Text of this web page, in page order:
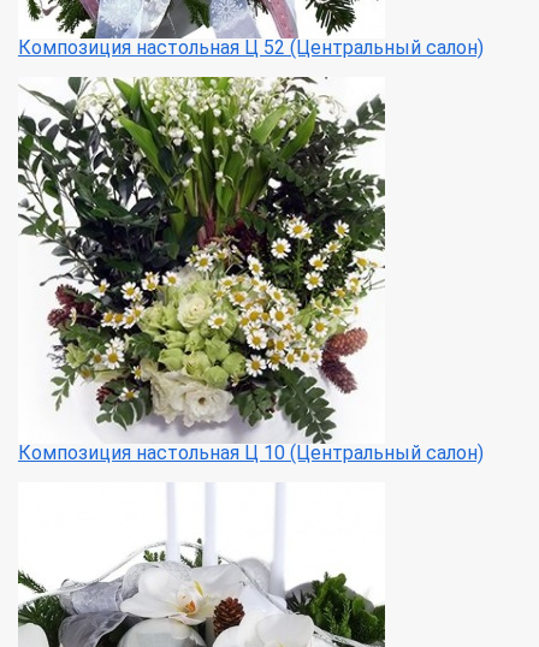
Композиция настольная Ц 52 (Центральный салон)
Композиция настольная Ц 10 (Центральный салон)